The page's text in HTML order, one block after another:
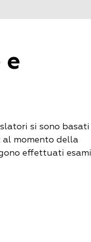
e
si sono basati
al momento della
effettuati esami